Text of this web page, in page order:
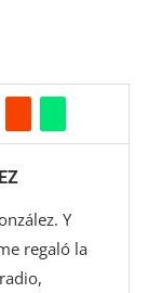
Y
regaló la